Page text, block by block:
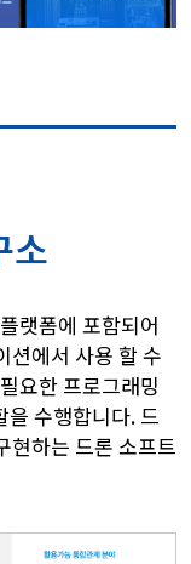
소
랫폼에 포함되어
션에서 사용 할 수
요한 프로그래밍
수행합니다. 드
현하는 드론 소프트